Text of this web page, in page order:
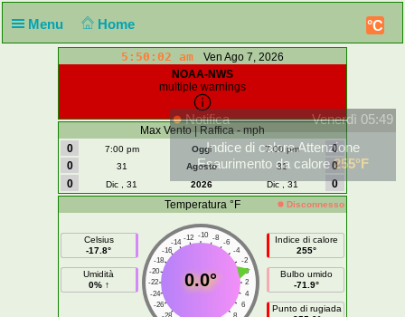
Menu Home °C
5:50:03 am
Ven Ago 7, 2026
NOAA-NWS
multiple warnings
Max Vento | Raffica - mph
0
7:00 pm Oggi 7:00 pm
0
0
31 Agosto 31
0
0
Dic , 31 2026 Dic , 31
0
Temperatura °F
Disconnesso
Celsius
-17.8°
Umidità
0% ↑
-10
-12 -8
-14
-6
-16
-4
-18
-2
-20
0
-22
2
-24
4
-26
6
0.0°
Indice di calore
255°
Bulbo umido
-71.9°
Punto di rugiada
Notifica
Venerdì 05:49
Indice di calore Attenzione
Esaurimento da calore255°F